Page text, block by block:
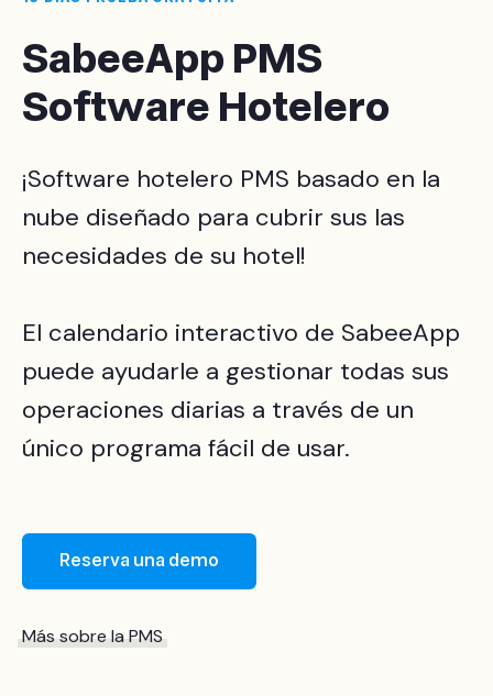
SabeeApp PMS
Software Hotelero
¡Software hotelero PMS basado en la
nube diseñado para cubrir sus las
necesidades de su hotel!
El calendario interactivo de SabeeApp
puede ayudarle a gestionar todas sus
operaciones diarias a través de un
único programa fácil de usar.
Reserva una demo
Más sobre la PMS